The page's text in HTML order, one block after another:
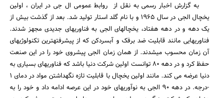
به گزارش اخبار رسمی به نقل از روابط عمومی ال جی در ایران ، اولین
یخچال الجی در سال 1965 و با نام گلد استار تولید شد. بعد از گذشت بیش از
یک دهه و در دهه هفتاد، یخچالهای الجی به فناوریهای جدیدی مجهز شدند.
فناوریهایی مانند قابلیت ضد برفک و آبسرد‌کن که از پیشرفتهترین تکنولوژیهای
آن زمان محسوب میشدند. از همان زمان الجی پیشروی خود را در این صنعت
حفظ کرد و در دهه 80 توانست اولین شرکت دنیا باشد که فناوریهای بسیاری به
دنیا عرضه می کند. مانند اولین یخچال با قابلیت تازه نگهداشتن مواد در دمای 1
-درجه. در دهه 90 الجی به نوآوریهای خود در این عرصه ادامه داد و خود را به